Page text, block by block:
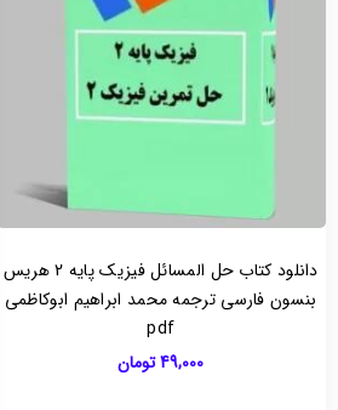
دانلود کتاب حل المسائل فیزیک پایه 2 هریس
بنسون فارسی ترجمه محمد ابراهیم ابوکاظمی
pdf
49,000تومان